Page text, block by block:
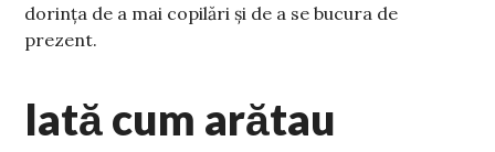
dorința de a mai copilări și de a se bucura de
prezent.
Iată cum arătau